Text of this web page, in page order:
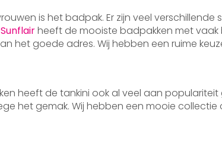
is het badpak. Er zijn veel verschillende
Sunflairheeft de mooiste badpakken met vaak
het goede adres. Wij hebben een ruime
heeft de tankini ook al veel aan
het gemak. Wij hebben een mooie collectie